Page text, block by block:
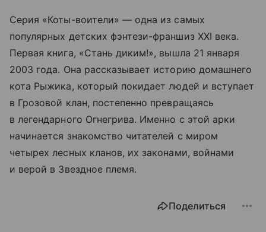
Серия «Коты-воители» — одна из самых
популярных детских фэнтези-франшиз XXI века.
Первая книга, «Стань диким!», вышла 21 января
2003 года. Она рассказывает историю домашнего
кота Рыжика, который покидает людей и вступает
в Грозовой клан, постепенно превращаясь
в легендарного Огнегрива. Именно с этой арки
начинается знакомство читателей с миром
четырех лесных кланов, их законами, войнами
и верой в Звездное племя.
Поделиться